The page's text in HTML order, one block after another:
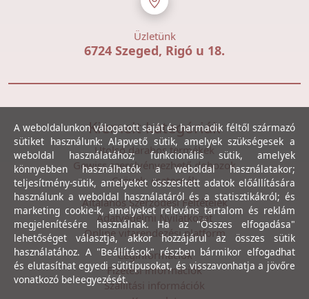
Üzletünk
6724 Szeged, Rigó u 18.
Kiemelt kategóriák
Utolsó darabos termékek
Gewiss szerelvényezhető dobozok
Csövek, csatornák
Általános Szerződési Feltételek
Adatvédelmi Nyilatkozat
Online vitarendezési platform
Céginformációk
Fizetési információk
Szállítási információk
A weboldalunkon válogatott saját és harmadik féltől származó
sütiket használunk: Alapvető sütik, amelyek szükségesek a
weboldal használatához; funkcionális sütik, amelyek
könnyebben használhatók a weboldal használatakor;
teljesítmény-sütik, amelyeket összesített adatok előállítására
használunk a weboldal használatáról és a statisztikákról; és
marketing cookie-k, amelyeket releváns tartalom és reklám
megjelenítésére használnak. Ha az "Összes elfogadása"
lehetőséget választja, akkor hozzájárul az összes sütik
használatához. A "Beállítások" részben bármikor elfogadhat
és elutasíthat egyedi sütitípusokat, és visszavonhatja a jövőre
vonatkozó beleegyezését.